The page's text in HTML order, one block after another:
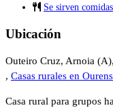
Se sirven comidas
Ubicación
Outeiro Cruz, Arnoia
, Casas rurales en
Casa rural para grupos